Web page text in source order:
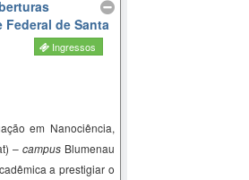
de Santa
Ingressos
em Nanociência,
– campusBlumenau
a prestigiar o